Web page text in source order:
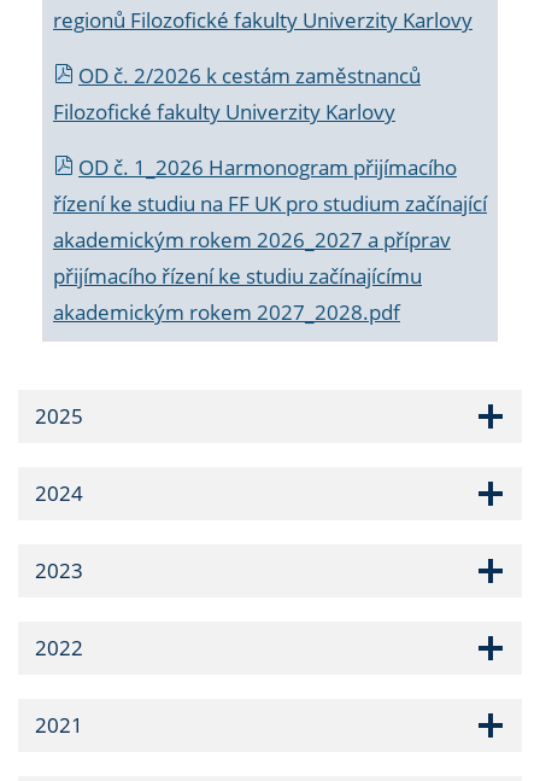
regionů Filozofické fakulty Univerzity Karlovy
OD č. 2/2026 k cestám zaměstnanců
Filozofické fakulty Univerzity Karlovy
OD č. 1_2026 Harmonogram přijímacího
řízení ke studiu na FF UK pro studium začínající
akademickým rokem 2026_2027 a příprav
přijímacího řízení ke studiu začínajícímu
akademickým rokem 2027_2028.pdf
2025
2024
2023
2022
2021